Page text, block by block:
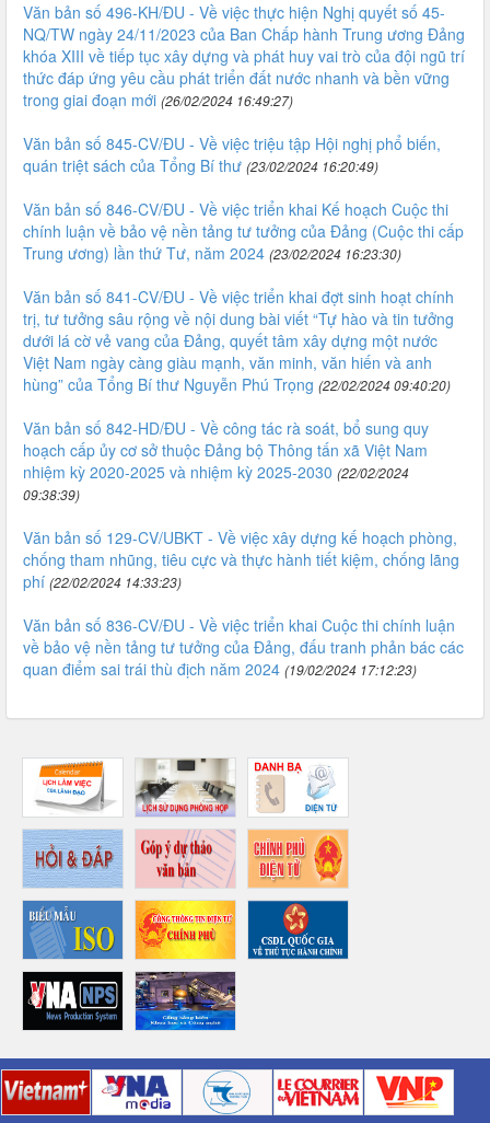
Văn bản số 496-KH/ĐU - Về việc thực hiện Nghị quyết số 45-
NQ/TW ngày 24/11/2023 của Ban Chấp hành Trung ương Đảng
khóa XIII về tiếp tục xây dựng và phát huy vai trò của đội ngũ trí
thức đáp ứng yêu cầu phát triển đất nước nhanh và bền vững
trong giai đoạn mới (26/02/2024 16:49:27)
Văn bản số 845-CV/ĐU - Về việc triệu tập Hội nghị phổ biến,
quán triệt sách của Tổng Bí thư (23/02/2024 16:20:49)
Văn bản số 846-CV/ĐU - Về việc triển khai Kế hoạch Cuộc thi
chính luận về bảo vệ nền tảng tư tưởng của Đảng (Cuộc thi cấp
Trung ương) lần thứ Tư, năm 2024 (23/02/2024 16:23:30)
Văn bản số 841-CV/ĐU - Về việc triển khai đợt sinh hoạt chính
trị, tư tưởng sâu rộng về nội dung bài viết “Tự hào và tin tưởng
dưới lá cờ vẻ vang của Đảng, quyết tâm xây dựng một nước
Việt Nam ngày càng giàu mạnh, văn minh, văn hiến và anh
hùng” của Tổng Bí thư Nguyễn Phú Trọng (22/02/2024 09:40:20)
Văn bản số 842-HD/ĐU - Về công tác rà soát, bổ sung quy
hoạch cấp ủy cơ sở thuộc Đảng bộ Thông tấn xã Việt Nam
nhiệm kỳ 2020-2025 và nhiệm kỳ 2025-2030 (22/02/2024
09:38:39)
Văn bản số 129-CV/UBKT - Về việc xây dựng kế hoạch phòng,
chống tham nhũng, tiêu cực và thực hành tiết kiệm, chống lãng
phí (22/02/2024 14:33:23)
Văn bản số 836-CV/ĐU - Về việc triển khai Cuộc thi chính luận
về bảo vệ nền tảng tư tưởng của Đảng, đấu tranh phản bác các
quan điểm sai trái thù địch năm 2024 (19/02/2024 17:12:23)